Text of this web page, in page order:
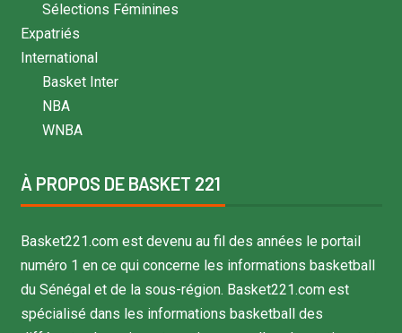
Sélections Féminines
Expatriés
International
Basket Inter
NBA
WNBA
À PROPOS DE BASKET 221
Basket221.com est devenu au fil des années le portail
numéro 1 en ce qui concerne les informations basketball
du Sénégal et de la sous-région. Basket221.com est
spécialisé dans les informations basketball des